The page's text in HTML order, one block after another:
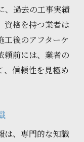
、過去の工事実績
資格を持つ業者は
工後のアフターケ
頼前には、業者の
、信頼性を見極め
は、専門的な知識